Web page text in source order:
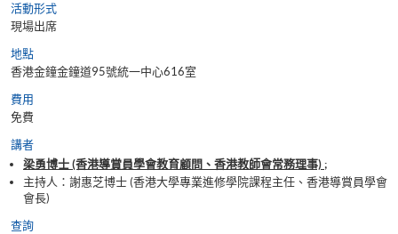
活動形式
現場出席
地點
香港金鐘金鐘道95號統一中心616室
費用
免費
講者
梁勇博士 (香港導賞員學會教育顧問、香港教師會常務理事) ;
主持人：謝惠芝博士 (香港大學專業進修學院課程主任、香港導賞員學會
會長)
查詢